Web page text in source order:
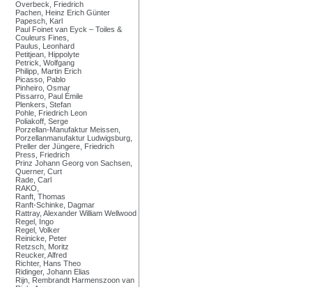
Overbeck, Friedrich
Pachen, Heinz Erich Günter
Papesch, Karl
Paul Foinet van Eyck – Toiles &
Couleurs Fines,
Paulus, Leonhard
Petitjean, Hippolyte
Petrick, Wolfgang
Philipp, Martin Erich
Picasso, Pablo
Pinheiro, Osmar
Pissarro, Paul Émile
Plenkers, Stefan
Pohle, Friedrich Leon
Poliakoff, Serge
Porzellan-Manufaktur Meissen,
Porzellanmanufaktur Ludwigsburg,
Preller der Jüngere, Friedrich
Press, Friedrich
Prinz Johann Georg von Sachsen,
Querner, Curt
Rade, Carl
RAKO,
Ranft, Thomas
Ranft-Schinke, Dagmar
Rattray, Alexander William Wellwood
Regel, Ingo
Regel, Volker
Reinicke, Peter
Retzsch, Moritz
Reucker, Alfred
Richter, Hans Theo
Ridinger, Johann Elias
Rijn, Rembrandt Harmenszoon van